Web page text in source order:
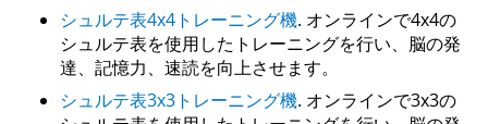
シュルテ表4x4トレーニング機. オンラインで4x4の
シュルテ表を使用したトレーニングを行い、脳の発
達、記憶力、速読を向上させます。
シュルテ表3x3トレーニング機. オンラインで3x3の